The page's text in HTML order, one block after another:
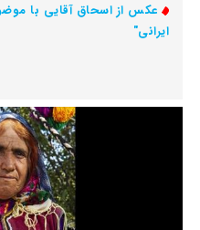
عکس از اسحاق آقایی با
ایرانی"